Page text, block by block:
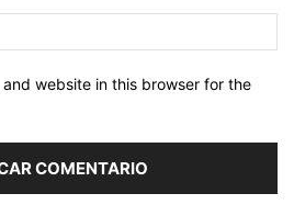
and website in this browser for the